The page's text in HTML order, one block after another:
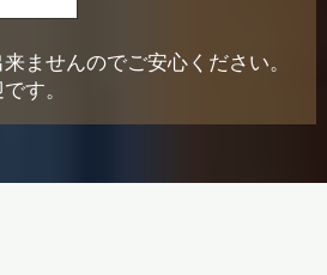
ませんのでご安心ください。
す。